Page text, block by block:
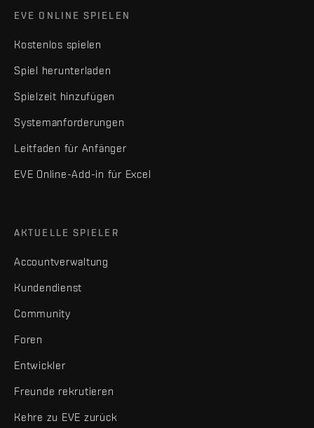
EVE ONLINE SPIELEN
Kostenlos spielen
Spiel herunterladen
Spielzeit hinzufügen
Systemanforderungen
Leitfaden für Anfänger
EVE Online-Add-in für Excel
AKTUELLE SPIELER
Accountverwaltung
Kundendienst
Community
Foren
Entwickler
Freunde rekrutieren
Kehre zu EVE zurück